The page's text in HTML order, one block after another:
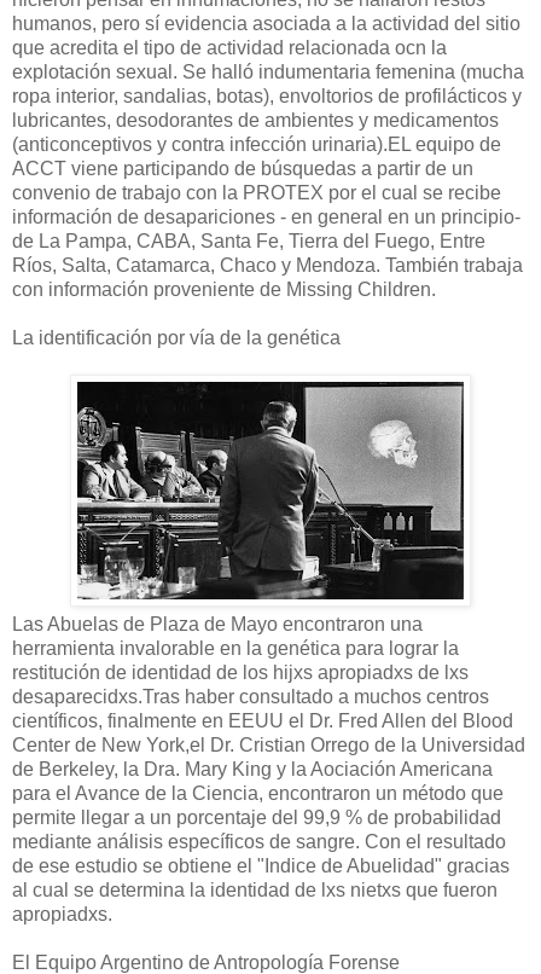
humanos, pero sí evidencia asociada a la actividad del sitio
que acredita el tipo de actividad relacionada ocn la
explotación sexual. Se halló indumentaria femenina (mucha
ropa interior, sandalias, botas), envoltorios de profilácticos y
lubricantes, desodorantes de ambientes y medicamentos
(anticonceptivos y contra infección urinaria).EL equipo de
ACCT viene participando de búsquedas a partir de un
convenio de trabajo con la PROTEX por el cual se recibe
información de desapariciones - en general en un principio-
de La Pampa, CABA, Santa Fe, Tierra del Fuego, Entre
Ríos, Salta, Catamarca, Chaco y Mendoza. También trabaja
con información proveniente de Missing Children.
La identificación por vía de la genética
Las Abuelas de Plaza de Mayo encontraron una
herramienta invalorable en la genética para lograr la
restitución de identidad de los hijxs apropiadxs de lxs
desaparecidxs.Tras haber consultado a muchos centros
científicos, finalmente en EEUU el Dr. Fred Allen del Blood
Center de New York,el Dr. Cristian Orrego de la Universidad
de Berkeley, la Dra. Mary King y la Aociación Americana
para el Avance de la Ciencia, encontraron un método que
permite llegar a un porcentaje del 99,9 % de probabilidad
mediante análisis específicos de sangre. Con el resultado
de ese estudio se obtiene el "Indice de Abuelidad" gracias
al cual se determina la identidad de lxs nietxs que fueron
apropiadxs.
El Equipo Argentino de Antropología Forense